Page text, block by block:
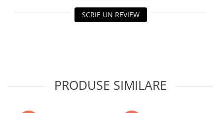
SCRIE UN REVIEW
PRODUSE SIMILARE